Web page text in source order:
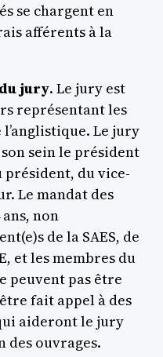
se chargent en
afférents à la
jury. Le jury est
représentant les
Le jury
sein le président
président, du vice-
Le mandat des
non
de la SAES, de
et les membres du
peuvent pas être
fait appel à des
aideront le jury
des ouvrages.